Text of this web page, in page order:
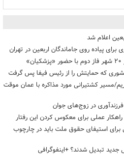
اعلام شد
برای پیاده روی جاماندگان اربعین در تهران
کشوری که حمایتش را از رئیس فیفا پس گرفت
مسیر کشتیرانی مورد مذاکره با عمان موقت
در زوج‌های جوان
استیفای حقوق ملت باید در چارچوب
جدید تبدیل شدند؟ +اینفوگرافی